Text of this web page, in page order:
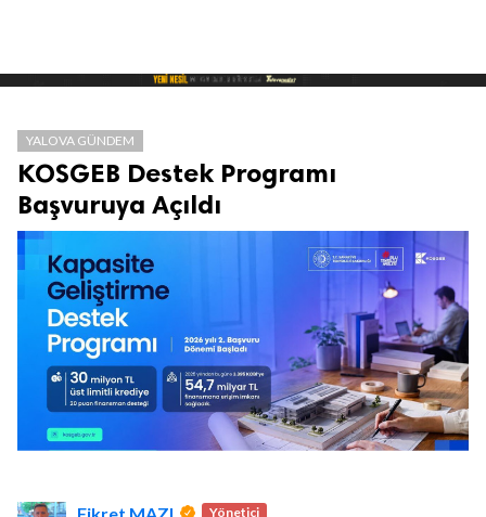
YALOVA GÜNDEM
KOSGEB Destek Programı
Başvuruya Açıldı
Fikret MAZI Yönetici